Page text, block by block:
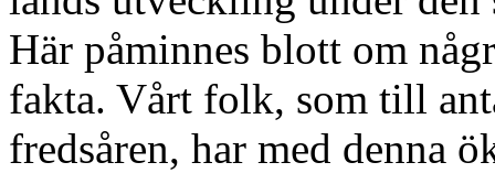
Här påminnes blott om
fakta. Vårt folk, som till
fredsåren, har med denna